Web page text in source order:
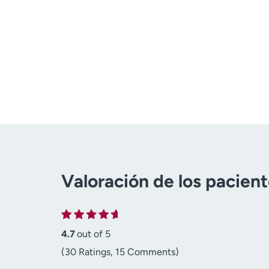
Valoración de los
4.7out of 5
(30 Ratings, 15 Comments)